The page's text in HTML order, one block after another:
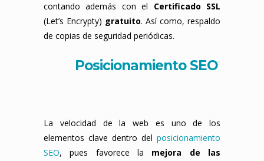
contando además con el Certificado SSL
(Let’s Encrypty) gratuito. Así como, respaldo
de copias de seguridad periódicas.
Posicionamiento SEO
La velocidad de la web es uno de los
elementos clave dentro del posicionamiento
SEO, pues favorece la mejora de las